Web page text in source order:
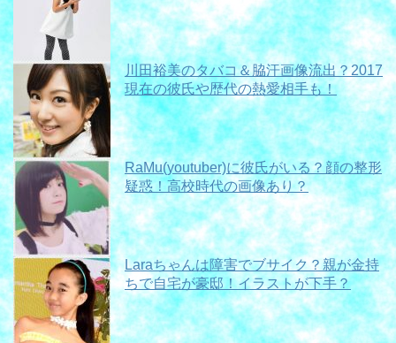
川田裕美のタバコ＆脇汗画像流出？2017
現在の彼氏や歴代の熱愛相手も！
RaMu(youtuber)に彼氏がいる？顔の整形
疑惑！高校時代の画像あり？
Laraちゃんは障害でブサイク？親が金持
ちで自宅が豪邸！イラストが下手？